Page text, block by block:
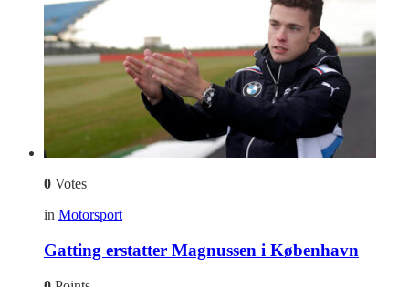
0 Votes
in Motorsport
Gatting erstatter Magnussen i København